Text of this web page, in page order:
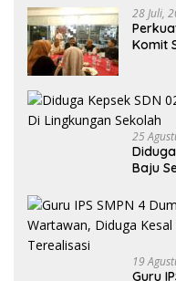
28 Juli,
Komit
25
Baju
19
Guru